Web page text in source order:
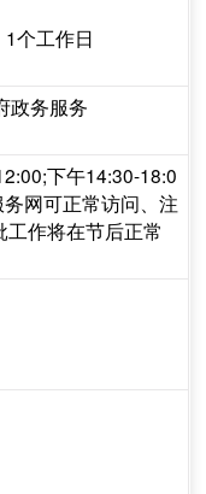
1个工作日
政务服务
下午14:30-18:0
网可正常访问、注
作将在节后正常